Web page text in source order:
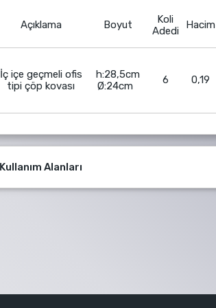
Açıklama Boyut
Koli
Adedi
Hacim
İç içe geçmeli ofis
tipi çöp kovası
h:28,5cm
Ø:24cm
6 0,19
Kullanım Alanları